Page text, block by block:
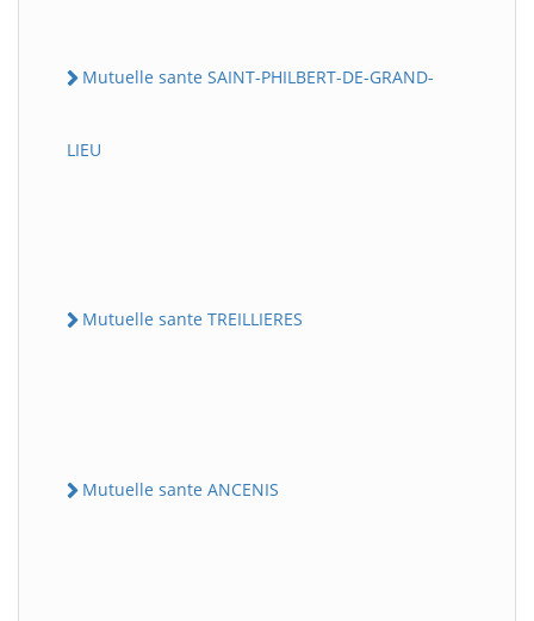
Mutuelle sante SAINT-PHILBERT-DE-GRAND-
LIEU
Mutuelle sante TREILLIERES
Mutuelle sante ANCENIS